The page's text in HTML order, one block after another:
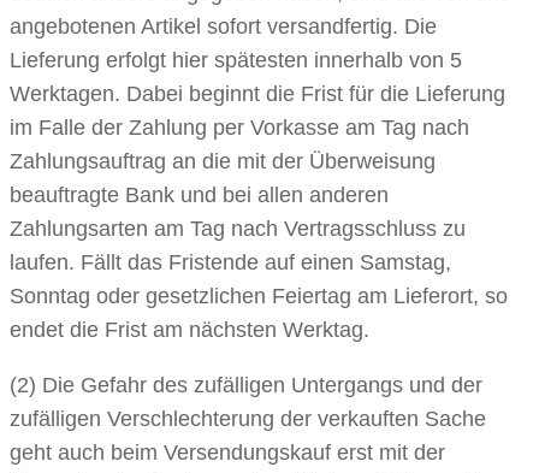
angebotenen Artikel sofort versandfertig. Die
Lieferung erfolgt hier spätesten innerhalb von 5
Werktagen. Dabei beginnt die Frist für die Lieferung
im Falle der Zahlung per Vorkasse am Tag nach
Zahlungsauftrag an die mit der Überweisung
beauftragte Bank und bei allen anderen
Zahlungsarten am Tag nach Vertragsschluss zu
laufen. Fällt das Fristende auf einen Samstag,
Sonntag oder gesetzlichen Feiertag am Lieferort, so
endet die Frist am nächsten Werktag.
(2) Die Gefahr des zufälligen Untergangs und der
zufälligen Verschlechterung der verkauften Sache
geht auch beim Versendungskauf erst mit der